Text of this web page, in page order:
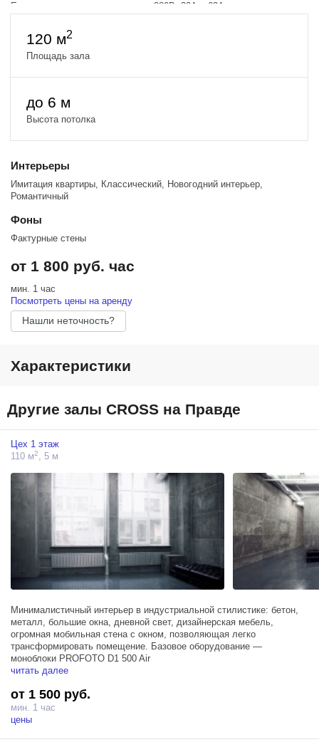
Есть возможность подключения 380В, 32А и 63А.
Свет из окон искусственный.
120 м2
Площадь зала
до 6 м
Высота потолка
Интерьеры
Имитация квартиры, Классический, Новогодний интерьер,
Романтичный
Фоны
Фактурные стены
от 1 800 руб. час
мин. 1 час
Посмотреть цены на аренду
Нашли неточность?
Характеристики
Другие залы CROSS на Правде
Цех 1 этаж
110 м2, 5 м
Минималистичный интерьер в индустриальной стилистике: бетон,
металл, большие окна, дневной свет, дизайнерская мебель,
огромная мобильная стена с окном, позволяющая легко
трансформировать помещение. Базовое оборудование —
моноблоки PROFOTO D1 500 Air
читать далее
от 1 500 руб.
мин. 1 час
цены